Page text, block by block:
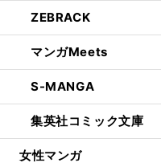
ZEBRACK
マンガMeets
S-MANGA
集英社コミック文庫
女性マンガ